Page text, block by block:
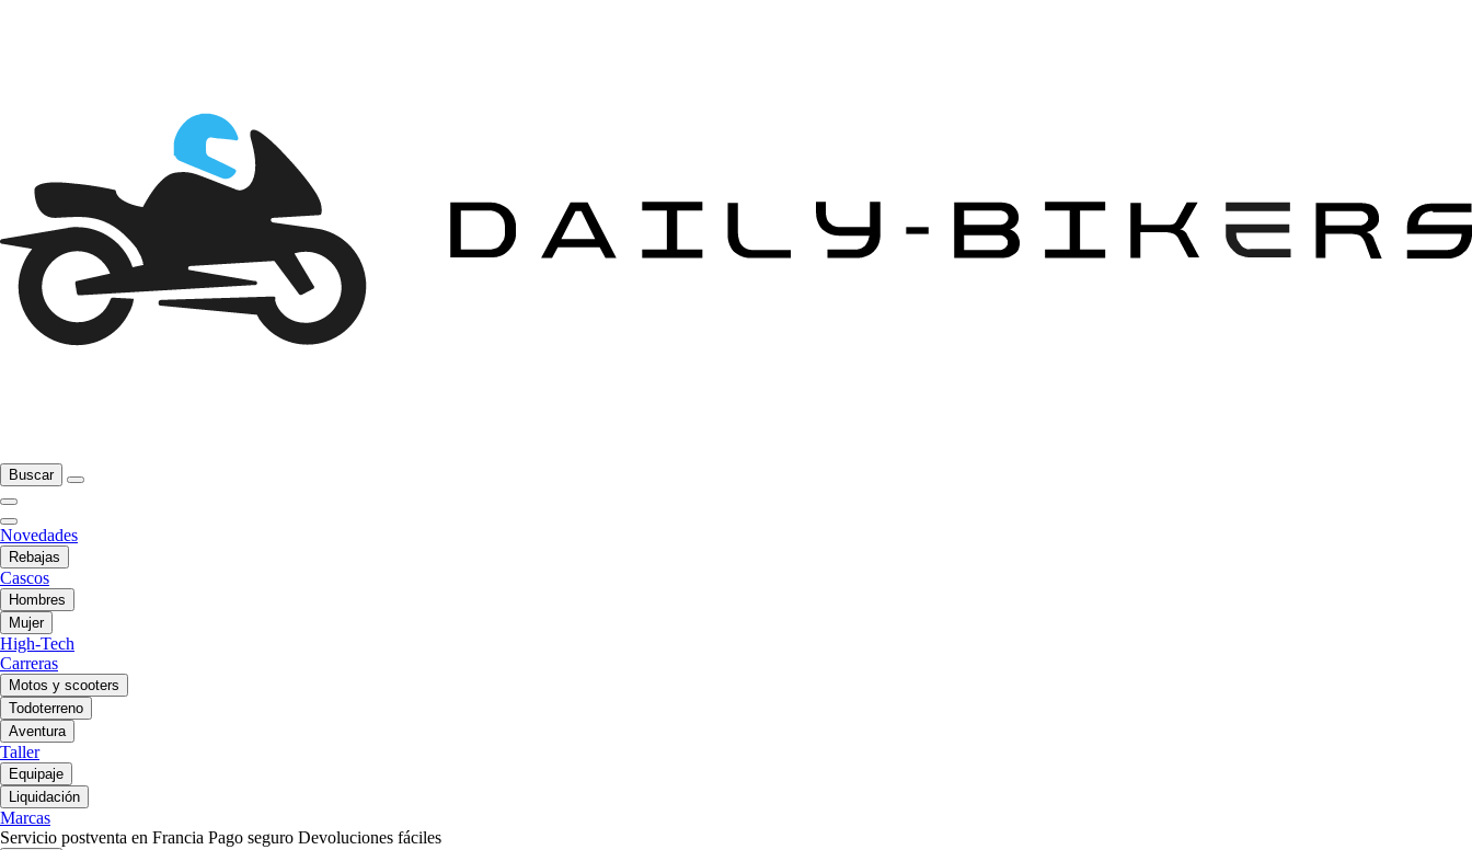
Buscar
Novedades
Rebajas
Cascos
Hombres
Mujer
High-Tech
Carreras
Motos y scooters
Todoterreno
Aventura
Taller
Equipaje
Liquidación
Marcas
Servicio postventa en Francia Pago seguro Devoluciones fáciles